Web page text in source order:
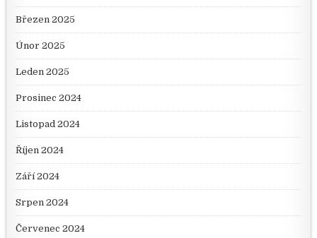
Březen 2025
Únor 2025
Leden 2025
Prosinec 2024
Listopad 2024
Říjen 2024
Září 2024
Srpen 2024
Červenec 2024